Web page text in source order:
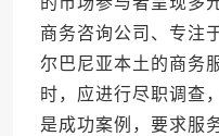
商务咨询公司、专注
尔巴尼亚本土的商务
时，应进行尽职调查
是成功案例，要求服